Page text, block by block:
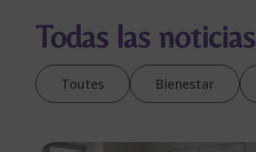
Todas las noticias
Toutes Bienestar